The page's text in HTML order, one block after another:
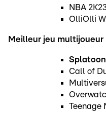
NBA
OlliOlli
Meilleur jeu multijoueur
Call of
Teenage